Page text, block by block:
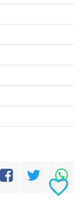
favorite_border